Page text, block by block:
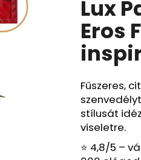
értékelése
5-
ből
0,0
csillag.
Lux
Eros
Fűszeres,
stílusát
viseletre.
⭐ 4,8/5 –